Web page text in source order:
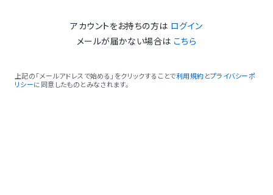
アカウントをお持ちの方は ログイン
メールが届かない場合は こちら
上記の「メールアドレスで始める」をクリックすることで利用規約 とプライバシーポ
リシーに同意したものとみなされます。